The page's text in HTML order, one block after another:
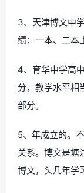
3、天津博文中
绩：一本、二本
4、育华中学高
分，教学水平相
部分。
5、年成立的。
关系。博文是塘
博文，头几年学